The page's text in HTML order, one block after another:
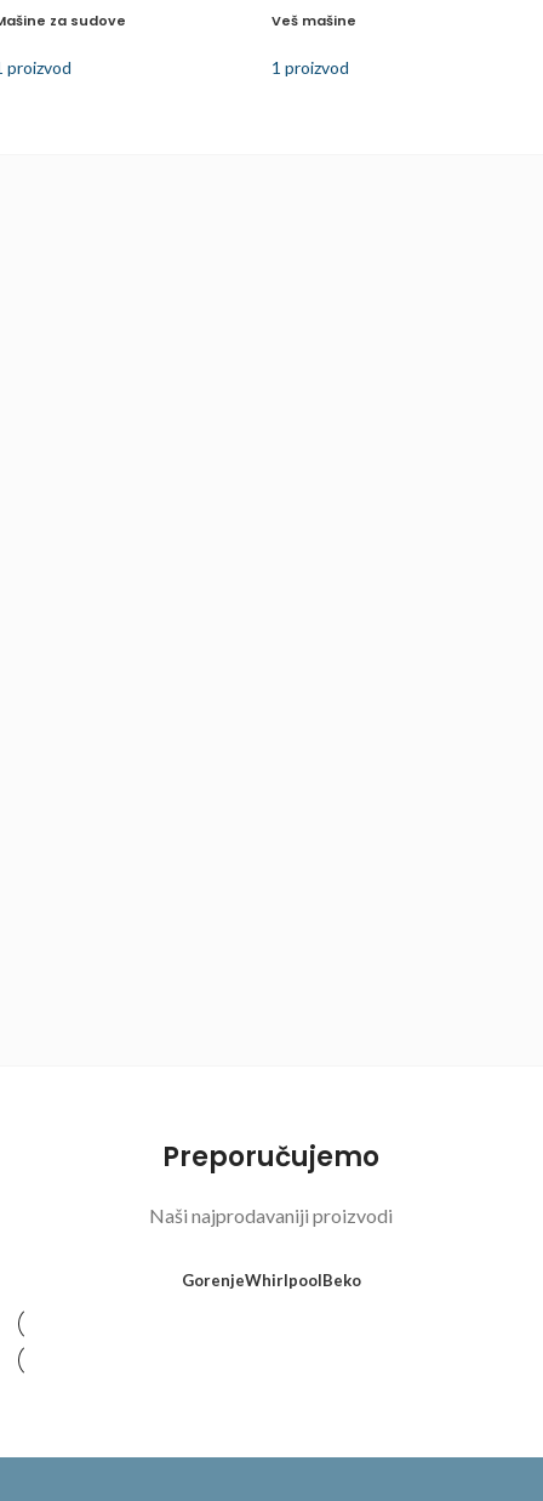
za sudove
proizvod
Veš mašine
1 proizvod
Preporučujemo
Naši najprodavaniji proizvodi
GorenjeWhirlpoolBeko